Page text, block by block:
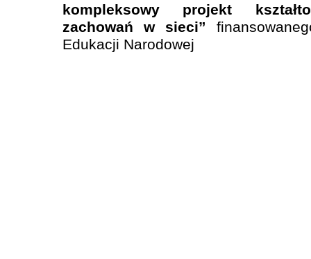
kompleksowy projekt
zachowań w sieci”
Edukacji Narodowej